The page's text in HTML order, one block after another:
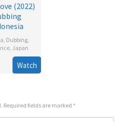
(2022)
, Dubbing,
, Japan
Nov
Watch
Required fields are marked *